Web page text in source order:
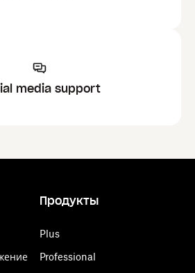
media support
Продукты
Plus
Professional